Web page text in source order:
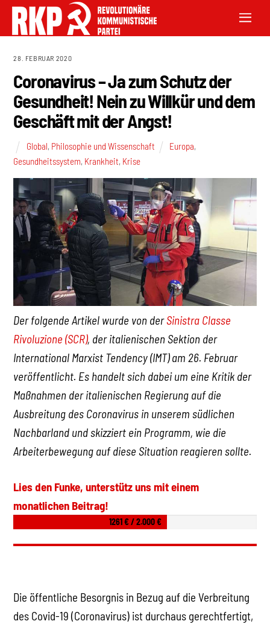
28. FEBRUAR 2020
Coronavirus – Ja zum Schutz der
Gesundheit! Nein zu Willkür und dem
Geschäft mit der Angst!
Global, Philosophie und Wissenschaft Europa,
Gesundheitssystem, Krankheit, Krise
Der folgende Artikel wurde von derSinistra Classe
Rivoluzione (SCR), der italienischen Sektion der
International Marxist Tendency (IMT) am 26. Februar
veröffentlicht. Es handelt sich dabei um eine Kritik der
Maßnahmen der italienischen Regierung auf die
Ausbreitung des Coronavirus in unserem südlichen
Nachbarland und skizziert ein Programm, wie die
Arbeiterbewegung auf diese Situation reagieren sollte.
Lies den Funke, unterstütz uns mit einem
monatlichen Beitrag!
1261 € / 2.000 €
Die öffentliche Besorgnis in Bezug auf die Verbreitung
des Covid-19 (Coronavirus) ist durchaus gerechtfertigt,